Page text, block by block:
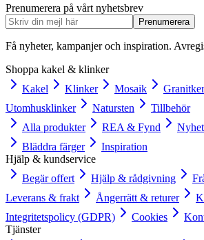
Prenumerera på vårt nyhetsbrev
Prenumerera
Få nyheter, kampanjer och inspiration.
Shoppa kakel & klinker
Kakel
Klinker Mosaik
Utomhusklinker
Natursten
Tillbehör
Alla produkter
REA & Fynd
Bläddra färger
Inspiration
Hjälp & kundservice
Begär offert
Hjälp & rådgivning
Leverans & frakt
Ångerrätt & returer
Integritetspolicy (GDPR)
Cookies
Tjänster